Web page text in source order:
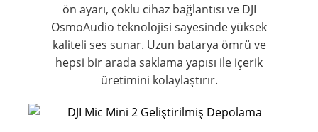
ön ayarı, çoklu cihaz bağlantısı ve DJI
OsmoAudio teknolojisi sayesinde yüksek
kaliteli ses sunar. Uzun batarya ömrü ve
hepsi bir arada saklama yapısı ile içerik
üretimini kolaylaştırır.